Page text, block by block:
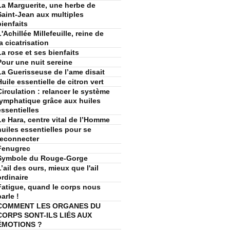
Marguerite, une herbe de
Jean aux multiples
Millefeuille, reine de
cicatrisation
rose et ses bienfaits
une nuit sereine
Guerisseuse de l’ame disait
essentielle de citron vert
: relancer le système
grâce aux huiles
Hara, centre vital de l’Homme
essentielles pour se
du Rouge-Gorge
des ours, mieux que l'ail
quand le corps nous
!
LES ORGANES DU
SONT-ILS LIÉS AUX
?